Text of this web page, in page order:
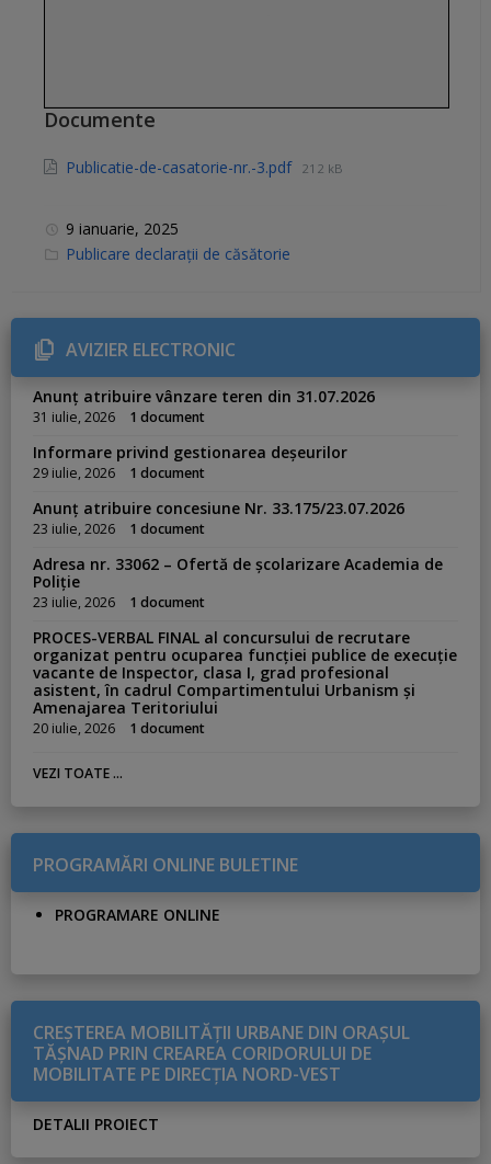
Documente
Publicatie-de-casatorie-nr.-3.pdf 212 kB
9 ianuarie, 2025
C
r
i
e
s
Publicare declarații de căsătorie
AVIZIER ELECTRONIC
Anunț atribuire vânzare teren din 31.07.2026
31 iulie, 2026 1 document
Informare privind gestionarea deșeurilor
29 iulie, 2026 1 document
Anunț atribuire concesiune Nr. 33.175/23.07.2026
23 iulie, 2026 1 document
Adresa nr. 33062 – Ofertă de școlarizare Academia de
Poliție
23 iulie, 2026 1 document
PROCES-VERBAL FINAL al concursului de recrutare
organizat pentru ocuparea funcției publice de execuție
vacante de Inspector, clasa I, grad profesional
asistent, în cadrul Compartimentului Urbanism și
Amenajarea Teritoriului
20 iulie, 2026 1 document
VEZI TOATE ...
PROGRAMĂRI ONLINE BULETINE
PROGRAMARE ONLINE
CREŞTEREA MOBILITĂŢII URBANE DIN ORAŞUL
TĂŞNAD PRIN CREAREA CORIDORULUI DE
MOBILITATE PE DIRECŢIA NORD-VEST
DETALII PROIECT